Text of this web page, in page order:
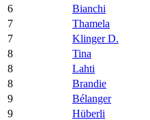
6
Bianchi
7
Thamela
7
Klinger D.
8
Tina
8
Lahti
8
Brandie
9
Bélanger
9
Hüberli